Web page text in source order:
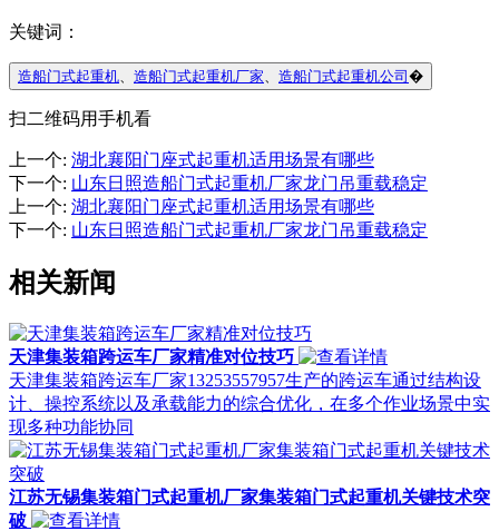
关键词：
造船门式起重机 造船门式起重机厂家 造船门式起重机公司 �
扫二维码用手机看
上一个: 湖北襄阳门座式起重机适用场景有哪些
下一个: 山东日照造船门式起重机厂家龙门吊重载稳定
上一个: 湖北襄阳门座式起重机适用场景有哪些
下一个: 山东日照造船门式起重机厂家龙门吊重载稳定
相关新闻
天津集装箱跨运车厂家精准对位技巧
天津集装箱跨运车厂家13253557957生产的跨运车通过结构设
计、操控系统以及承载能力的综合优化，在多个作业场景中实
现多种功能协同
江苏无锡集装箱门式起重机厂家集装箱门式起重机关键技术突
破